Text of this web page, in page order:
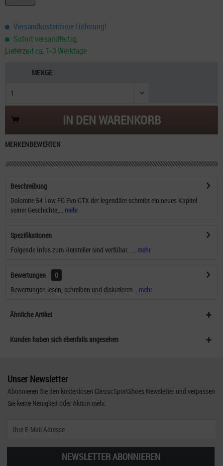
Versandkostenfreie Lieferung!
Sofort versandfertig,
Lieferzeit ca. 1-3 Werktage
MENGE
IN DENWARENKORB
MERKENBEWERTEN
Beschreibung
Dolomite 54 Low FG Evo GTX der legendäre schreibt ein neues Kapitel
seiner Geschichte,...
mehr
Spezifikationen
Folgende Infos zum Hersteller sind verfübar...... mehr
Bewertungen
0
Bewertungen lesen, schreiben und diskutieren...
mehr
Ähnliche Artikel
Kunden haben sich ebenfalls angesehen
Unser Newsletter
Abonnieren Sie den kostenlosen ClassicSportShoes Newsletter und verpassen
Sie keine Neuigkeit oder Aktion mehr.
NEWSLETTER ABONNIEREN